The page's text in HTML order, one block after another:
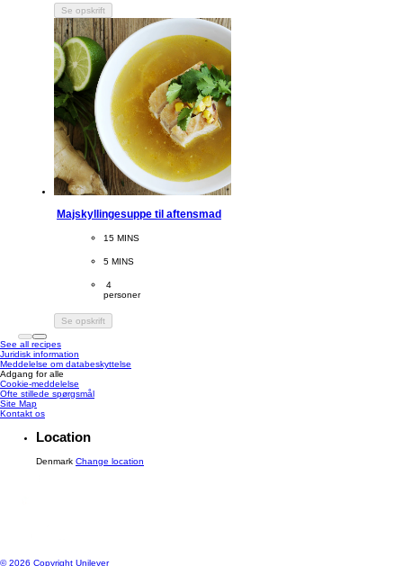
Se opskrift
Majskyllingesuppe til aftensmad
CookingTime
15 MINS
PreparationTime
5 MINS
Servings
4
personer
Se opskrift
See all recipes
Juridisk information
Meddelelse om databeskyttelse
Adgang for alle
Cookie-meddelelse
Ændre Indstillingerne
Site Map